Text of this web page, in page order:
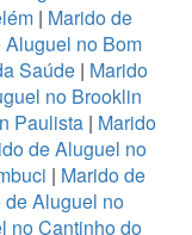
| Marido de
Aluguel no Bom
Saúde | Marido
no Brooklin
Paulista | Marido
de Aluguel no
| Marido de
de Aluguel no
no Cantinho do